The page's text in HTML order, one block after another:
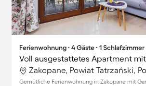
Ferienwohnung ∙ 4 Gäste ∙ 1 Schlafzimmer
Zakopane, Powiat Tatrzański,
Gemütliche Ferienwohnung in Zakopane mit